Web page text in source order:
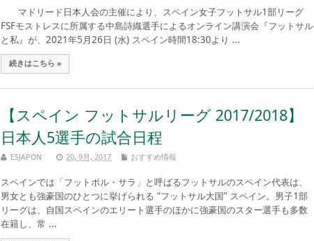
マドリード日本人会の主催により、スペイン女子フットサル1部リーグ
FSFモストレスに所属する中島詩織選手によるオンライン講演会『フットサル
と私』が、2021年5月26日 (水) スペイン時間18:30より ...
続きはこちら »
【スペイン フットサルリーグ 2017/2018】
日本人5選手の試合日程
ESJAPON 20, 9月, 2017 おすすめ情報
スペインでは「フットボル・サラ」と呼ばるフットサルのスペイン代表は、
男女とも強豪国のひとつに挙げられる “フットサル大国” スペイン。男子1部
リーグは、自国スペインのエリート選手のほかに強豪国のスター選手も多数
在籍し、常 ...